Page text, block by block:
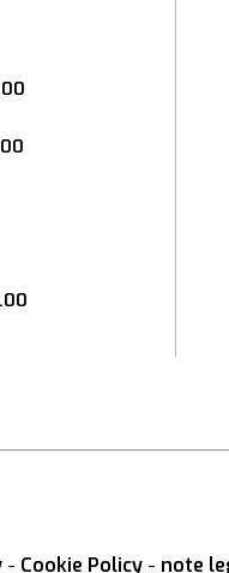
- Cookie Policy - note